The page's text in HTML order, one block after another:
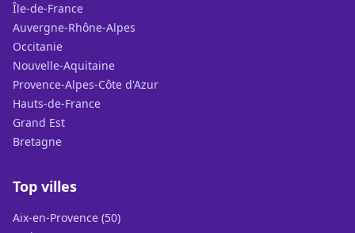
Île-de-France
Auvergne-Rhône-Alpes
Occitanie
Nouvelle-Aquitaine
Provence-Alpes-Côte d'Azur
Hauts-de-France
Grand Est
Bretagne
Top villes
Aix-en-Provence (50)